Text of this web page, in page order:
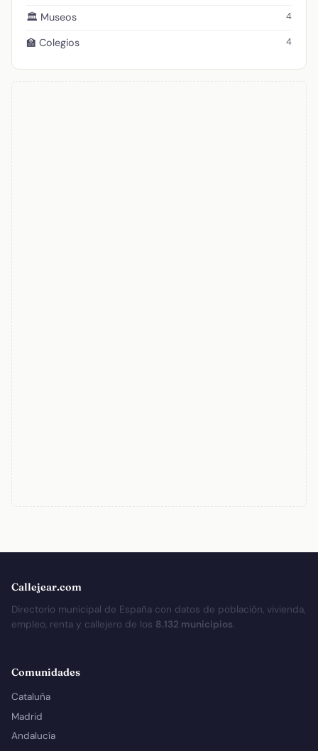
🏛️ Museos 4
🏫 Colegios 4
Callejear.com
Directorio municipal de España con datos de población, vivienda,
empleo, renta y callejero de los 8.132 municipios.
Comunidades
Cataluña
Madrid
Andalucía